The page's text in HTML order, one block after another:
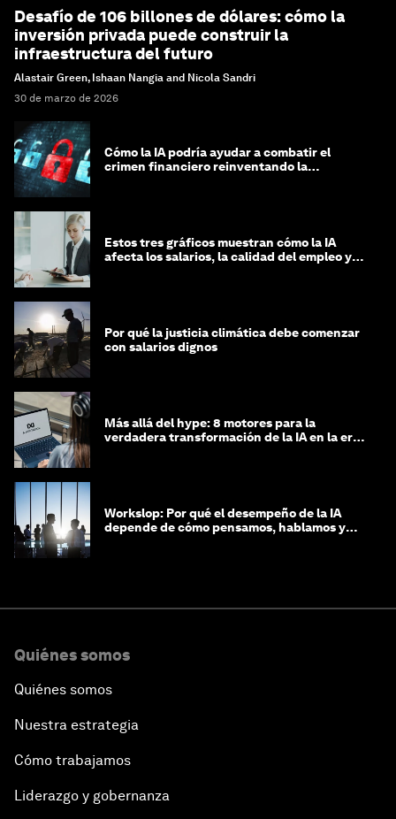
Desafío de 106 billones de dólares: cómo la
inversión privada puede construir la
infraestructura del futuro
Alastair Green, Ishaan Nangia and Nicola Sandri
30 de marzo de 2026
Cómo la IA podría ayudar a combatir el
crimen financiero reinventando la
Estos tres gráficos muestran cómo la IA
afecta los salarios, la calidad del empleo y
Por qué la justicia climática debe comenzar
con salarios dignos
Más allá del hype: 8 motores para la
verdadera transformación de la IA en la era
Workslop: Por qué el desempeño de la IA
depende de cómo pensamos, hablamos y
Quiénes somos
Quiénes somos
Nuestra estrategia
Cómo trabajamos
Liderazgo y gobernanza